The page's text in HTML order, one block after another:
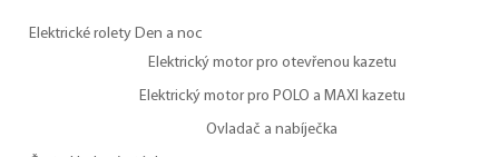
Elektrické rolety Den a noc
Elektrický motor pro otevřenou kazetu
Elektrický motor pro POLO a MAXI kazetu
Ovladač a nabíječka